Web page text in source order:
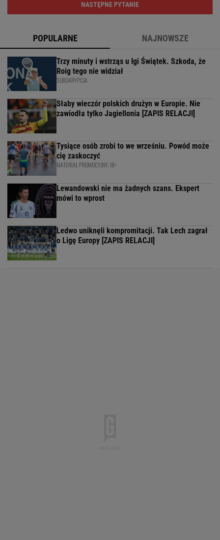
NASTĘPNE PYTANIE
POPULARNE NAJNOWSZE
Trzy minuty i wstrząs u Igi Świątek. Szkoda, że
Roig tego nie widział
SUBSKRYPCJA
Słaby wieczór polskich drużyn w Europie. Nie
zawiodła tylko Jagiellonia [ZAPIS RELACJI]
Tysiące osób zrobi to we wrześniu. Powód może
cię zaskoczyć
MATERIAŁ PROMOCYJNY, 18+
Lewandowski nie ma żadnych szans. Ekspert
mówi to wprost
Ledwo uniknęli kompromitacji. Tak Lech zagrał
o Ligę Europy [ZAPIS RELACJI]